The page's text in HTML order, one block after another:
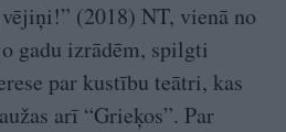
(2018) NT, vienā no
gadu izrādēm, spilgti
par kustību teātri, kas
arī “Grieķos”. Par